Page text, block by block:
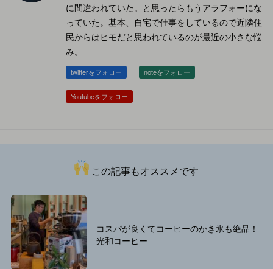
に間違われていた。と思ったらもうアラフォーにな
っていた。基本、自宅で仕事をしているので近隣住
民からはヒモだと思われているのが最近の小さな悩
み。
twitterをフォロー noteをフォロー
Youtubeをフォロー
この記事もオススメです
コスパが良くてコーヒーのかき氷も絶品！
光和コーヒー